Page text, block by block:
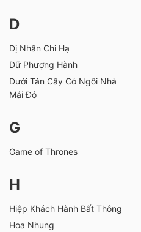
D
Dị Nhân Chi Hạ
Dữ Phượng Hành
Dưới Tán Cây Có Ngôi Nhà
Mái Đỏ
G
Game of Thrones
H
Hiệp Khách Hành Bất Thông
Hoa Nhung